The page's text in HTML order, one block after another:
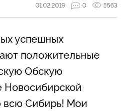
01.02.2019
0 5563
успешных
положительные
Обскую
Новосибирской
всю Сибирь! Мои